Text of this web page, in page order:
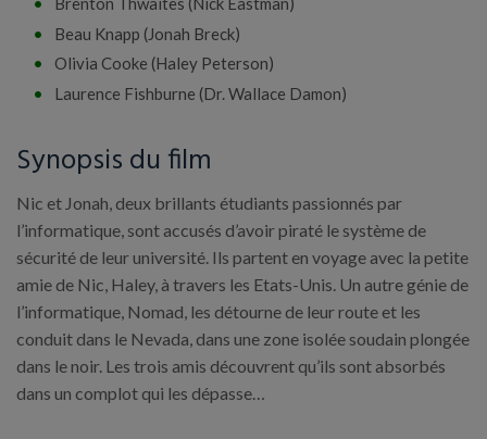
Beau Knapp (Jonah Breck)
Olivia Cooke (Haley Peterson)
Laurence Fishburne (Dr. Wallace Damon)
Synopsis du film
Nic et Jonah, deux brillants étudiants passionnés par
l’informatique, sont accusés d’avoir piraté le système de
sécurité de leur université. Ils partent en voyage avec la petite
amie de Nic, Haley, à travers les Etats-Unis. Un autre génie de
l’informatique, Nomad, les détourne de leur route et les
conduit dans le Nevada, dans une zone isolée soudain plongée
dans le noir. Les trois amis découvrent qu’ils sont absorbés
dans un complot qui les dépasse…